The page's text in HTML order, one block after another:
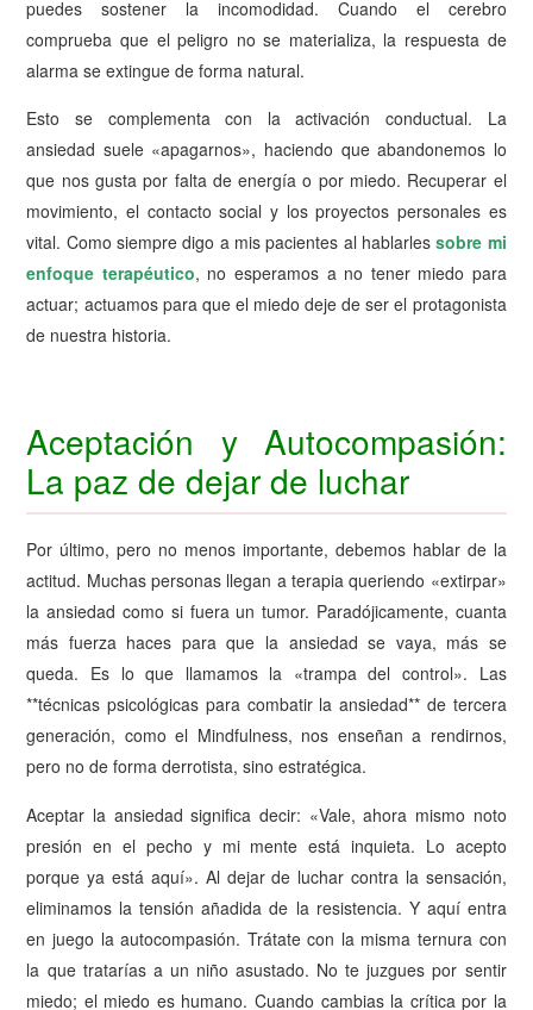
puedes sostener la incomodidad. Cuando el cerebro
comprueba que el peligro no se materializa, la respuesta de
alarma se extingue de forma natural.
Esto se complementa con la activación conductual. La
ansiedad suele «apagarnos», haciendo que abandonemos lo
que nos gusta por falta de energía o por miedo. Recuperar el
movimiento, el contacto social y los proyectos personales es
vital. Como siempre digo a mis pacientes al hablarlessobre mi
enfoque terapéutico, no esperamos a no tener miedo para
actuar; actuamos para que el miedo deje de ser el protagonista
de nuestra historia.
Aceptación y Autocompasión:
La paz de dejar de luchar
Por último, pero no menos importante, debemos hablar de la
actitud. Muchas personas llegan a terapia queriendo «extirpar»
la ansiedad como si fuera un tumor. Paradójicamente, cuanta
más fuerza haces para que la ansiedad se vaya, más se
queda. Es lo que llamamos la «trampa del control». Las
**técnicas psicológicas para combatir la ansiedad** de tercera
generación, como el Mindfulness, nos enseñan a rendirnos,
pero no de forma derrotista, sino estratégica.
Aceptar la ansiedad significa decir: «Vale, ahora mismo noto
presión en el pecho y mi mente está inquieta. Lo acepto
porque ya está aquí». Al dejar de luchar contra la sensación,
eliminamos la tensión añadida de la resistencia. Y aquí entra
en juego la autocompasión. Trátate con la misma ternura con
la que tratarías a un niño asustado. No te juzgues por sentir
miedo; el miedo es humano. Cuando cambias la crítica por la